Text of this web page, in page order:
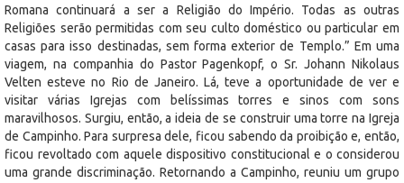
Romana continuará a ser a Religião do Império. Todas as outras
Religiões serão permitidas com seu culto doméstico ou particular em
casas para isso destinadas, sem forma exterior de Templo.” Em uma
viagem, na companhia do Pastor Pagenkopf, o Sr. Johann Nikolaus
Velten esteve no Rio de Janeiro. Lá, teve a oportunidade de ver e
visitar várias Igrejas com belíssimas torres e sinos com sons
maravilhosos. Surgiu, então, a ideia de se construir uma torre na Igreja
de Campinho. Para surpresa dele, ficou sabendo da proibição e, então,
ficou revoltado com aquele dispositivo constitucional e o considerou
uma grande discriminação. Retornando a Campinho, reuniu um grupo